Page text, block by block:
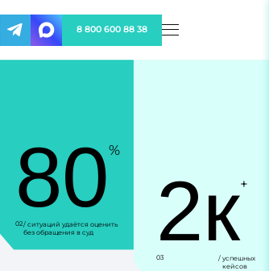
8 800 600 88 38
80%
02/ ситуаций удаётся оценить
без обращения в суд
2к+
03
/ успешных
кейсов